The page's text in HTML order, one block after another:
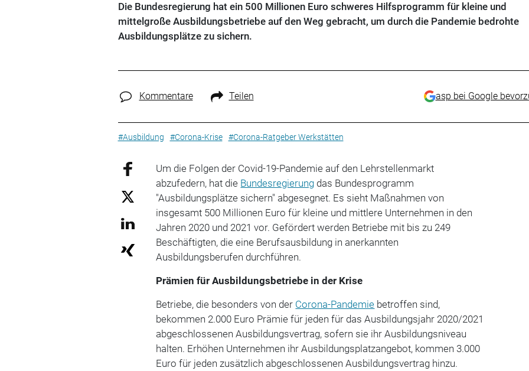
Die Bundesregierung hat ein 500 Millionen Euro schweres Hilfsprogramm für kleine und
mittelgroße Ausbildungsbetriebe auf den Weg gebracht, um durch die Pandemie bedrohte
Ausbildungsplätze zu sichern.
Kommentare Teilen asp bei Google
#Ausbildung #Corona-Krise #Corona-Ratgeber Werkstätten
Um die Folgen der Covid-19-Pandemie auf den Lehrstellenmarkt
abzufedern, hat die Bundesregierung das Bundesprogramm
"Ausbildungsplätze sichern" abgesegnet. Es sieht Maßnahmen von
insgesamt 500 Millionen Euro für kleine und mittlere Unternehmen in den
Jahren 2020 und 2021 vor. Gefördert werden Betriebe mit bis zu 249
Beschäftigten, die eine Berufsausbildung in anerkannten
Ausbildungsberufen durchführen.
Prämien für Ausbildungsbetriebe in der Krise
Betriebe, die besonders von der Corona-Pandemie betroffen sind,
bekommen 2.000 Euro Prämie für jeden für das Ausbildungsjahr 2020/2021
abgeschlossenen Ausbildungsvertrag, sofern sie ihr Ausbildungsniveau
halten. Erhöhen Unternehmen ihr Ausbildungsplatzangebot, kommen 3.000
Euro für jeden zusätzlich abgeschlossenen Ausbildungsvertrag hinzu.